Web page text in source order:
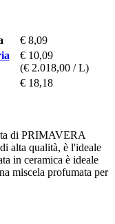
€ 8,09
€ 10,09
(€ 2.018,00 / L)
€ 18,18
di PRIMAVERA
alta qualità, è l'ideale
in ceramica è ideale
miscela profumata per